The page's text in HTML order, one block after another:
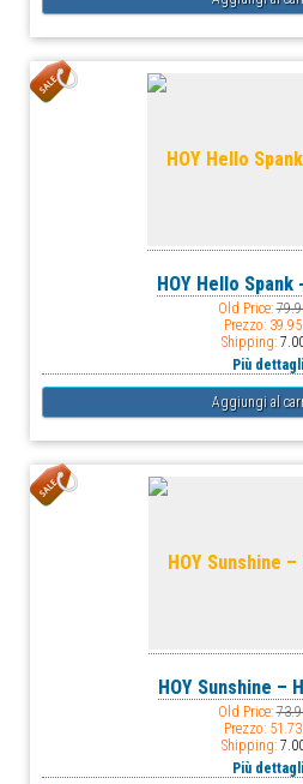
HOY Hello Spank
Old Price:
Prezzo:
Shipping:
Più dettagli
HOY Sunshine –
Old Price:
Prezzo:
Shipping:
Più dettagli